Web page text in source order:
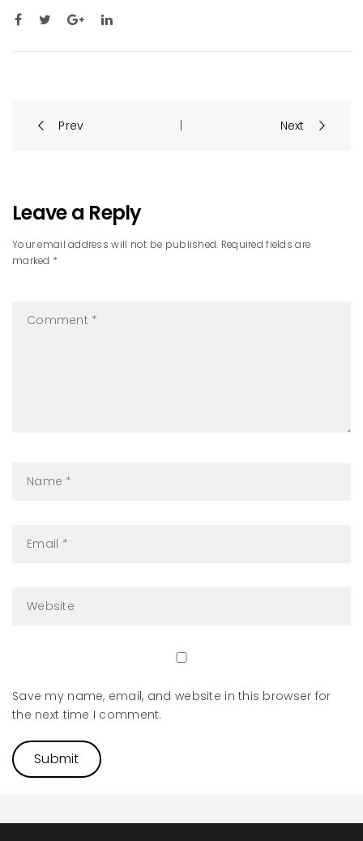
PostPrev | Next
Leave a Reply
Your email address will not be published. Required fields are
marked *
Save my name, email, and website in this browser for
the next time I comment.